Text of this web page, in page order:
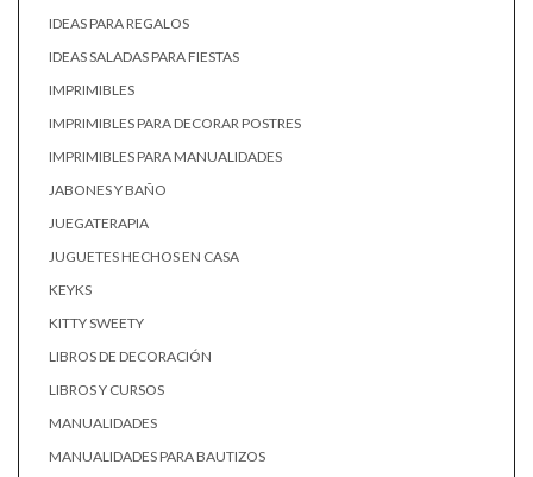
IDEAS PARA REGALOS
IDEAS SALADAS PARA FIESTAS
IMPRIMIBLES
IMPRIMIBLES PARA DECORAR POSTRES
IMPRIMIBLES PARA MANUALIDADES
JABONES Y BAÑO
JUEGATERAPIA
JUGUETES HECHOS EN CASA
KEYKS
KITTY SWEETY
LIBROS DE DECORACIÓN
LIBROS Y CURSOS
MANUALIDADES
MANUALIDADES PARA BAUTIZOS